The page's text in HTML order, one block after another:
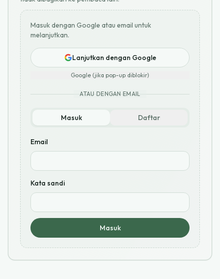
Masuk dengan Google atau email untuk
melanjutkan.
Lanjutkan dengan Google
Google (jika pop-up diblokir)
ATAU DENGAN EMAIL
Masuk Daftar
Email
Kata sandi
Masuk